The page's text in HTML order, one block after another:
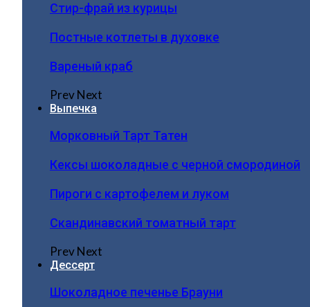
Стир-фрай из курицы
Постные котлеты в духовке
Вареный краб
PrevNext
Выпечка
Морковный Тарт Татен
Кексы шоколадные с черной смородиной
Пироги c картофелем и луком
Скандинавский томатный тарт
PrevNext
Дессерт
Шоколадное печенье Брауни